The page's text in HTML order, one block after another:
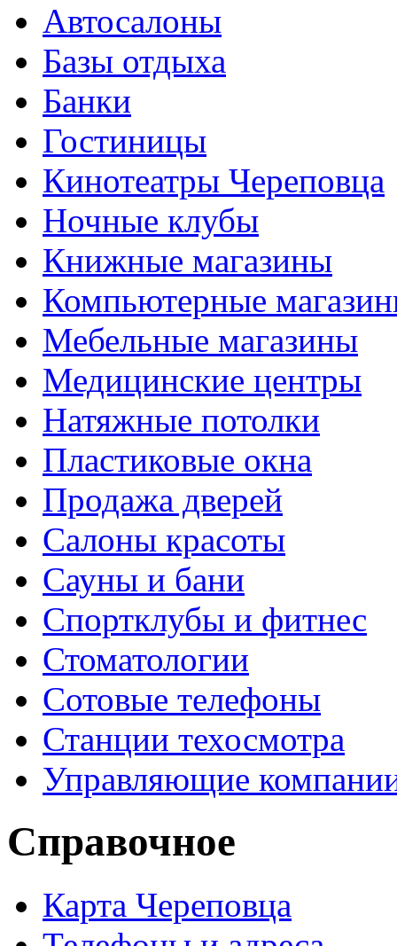
Автосалоны
Базы отдыха
Банки
Гостиницы
Кинотеатры Череповца
Ночные клубы
Книжные магазины
Компьютерные
Мебельные магазины
Медицинские центры
Натяжные потолки
Пластиковые окна
Продажа дверей
Салоны красоты
Сауны и бани
Спортклубы и фитнес
Стоматологии
Сотовые телефоны
Станции техосмотра
Управляющие
Справочное
Карта Череповца